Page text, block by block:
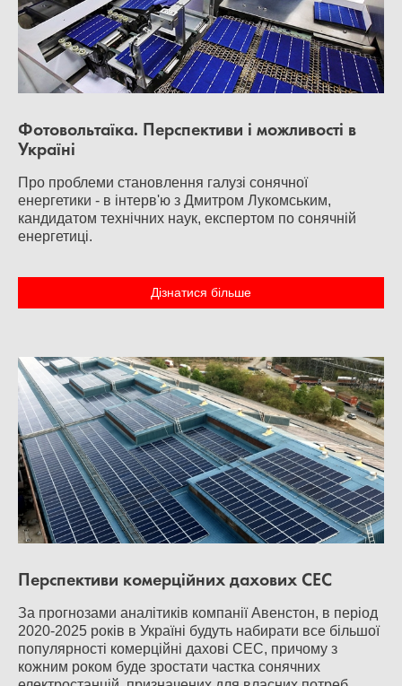
Фотовольтаїка. Перспективи і можливості в
Україні
Про проблеми становлення галузі сонячної
енергетики - в інтерв'ю з Дмитром Лукомським,
кандидатом технічних наук, експертом по сонячній
енергетиці.
Дізнатися більше
Перспективи комерційних дахових СЕС
За прогнозами аналітиків компанії Авенстон, в період
2020-2025 років в Україні будуть набирати все більшої
популярності комерційні дахові СЕС, причому з
кожним роком буде зростати частка сонячних